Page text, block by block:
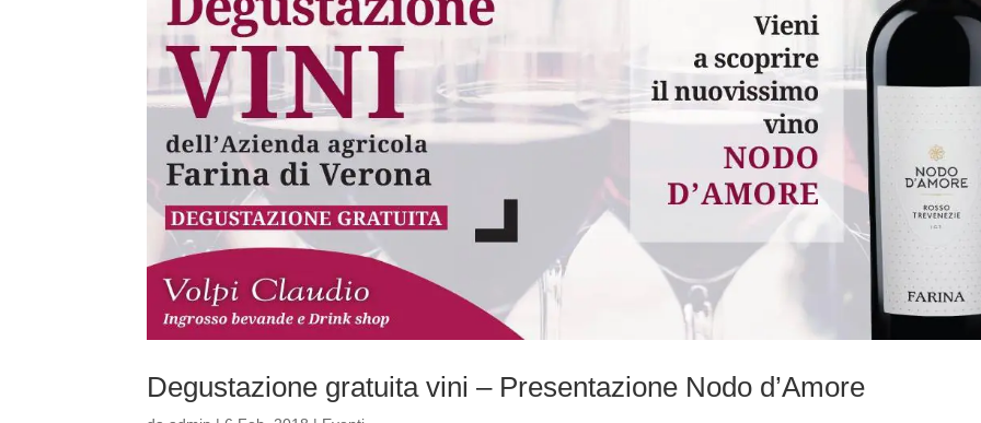
Degustazione gratuita vini – Presentazione Nodo d’Amore